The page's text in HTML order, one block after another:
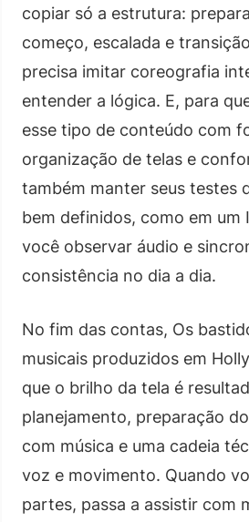
copiar só a estrutura:
começo, escalada e
precisa imitar coreografia
entender a lógica. E, para
esse tipo de conteúdo com
organização de telas e
também manter seus testes
bem definidos, como em um
você observar áudio e
consistência no dia a dia.
No fim das contas, Os
musicais produzidos em
que o brilho da tela é
planejamento, preparação
com música e uma cadeia
voz e movimento. Quando
partes, passa a assistir com